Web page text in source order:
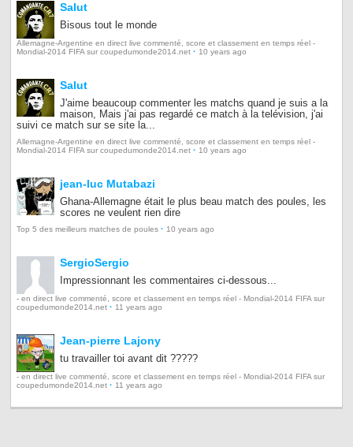
Salut
Bisous tout le monde
Allemagne-Argentine en direct live commenté, score et classement en temps réel -
Mondial-2014 FIFA sur coupedumonde2014.net · 10 years ago
Salut
J'aime beaucoup commenter les matchs quand je suis a la
maison, Mais j'ai pas regardé ce match à la telévision, j'ai
suivi ce match sur se site la...
Allemagne-Argentine en direct live commenté, score et classement en temps réel -
Mondial-2014 FIFA sur coupedumonde2014.net · 10 years ago
jean-luc Mutabazi
Ghana-Allemagne était le plus beau match des poules, les
scores ne veulent rien dire
Top 5 des meilleurs matches de poules · 10 years ago
SergioSergio
Impressionnant les commentaires ci-dessous...
- en direct live commenté, score et classement en temps réel - Mondial-2014 FIFA sur
coupedumonde2014.net · 11 years ago
Jean-pierre Lajony
tu travailler toi avant dit ?????
- en direct live commenté, score et classement en temps réel - Mondial-2014 FIFA sur
coupedumonde2014.net · 11 years ago